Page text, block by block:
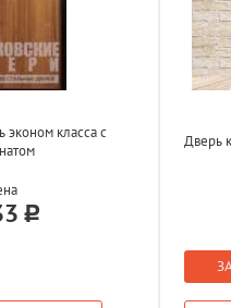
эконом класса с
Дверь